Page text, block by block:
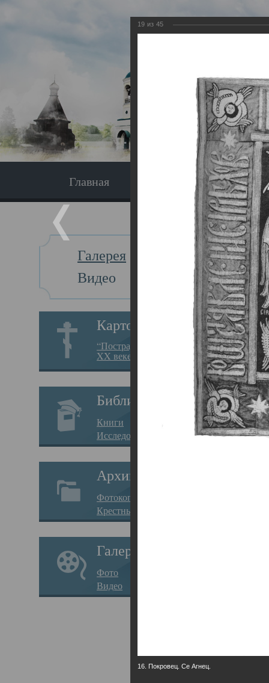
Главная Экскурсия
Галерея
Видео
Картотека
“Пострадавшие за веру в
XX веке на Севере”
Библиотека
Книги
Исследования
Архив
Фотокопии дел
Крестные ходы
Галерея
Фото
Видео
Главная
19 из 45
16. Покровец. Се Агнец.